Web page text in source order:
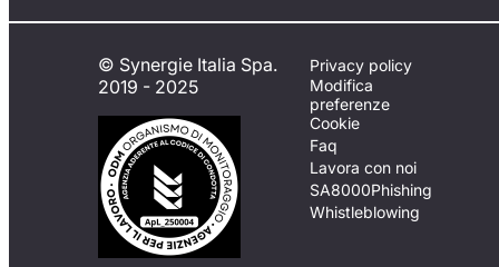
© Synergie Italia Spa.
2019 - 2025
Privacy policy
Modifica
preferenze
Cookie
Faq
Lavora con noi
SA8000Phishing
Whistleblowing